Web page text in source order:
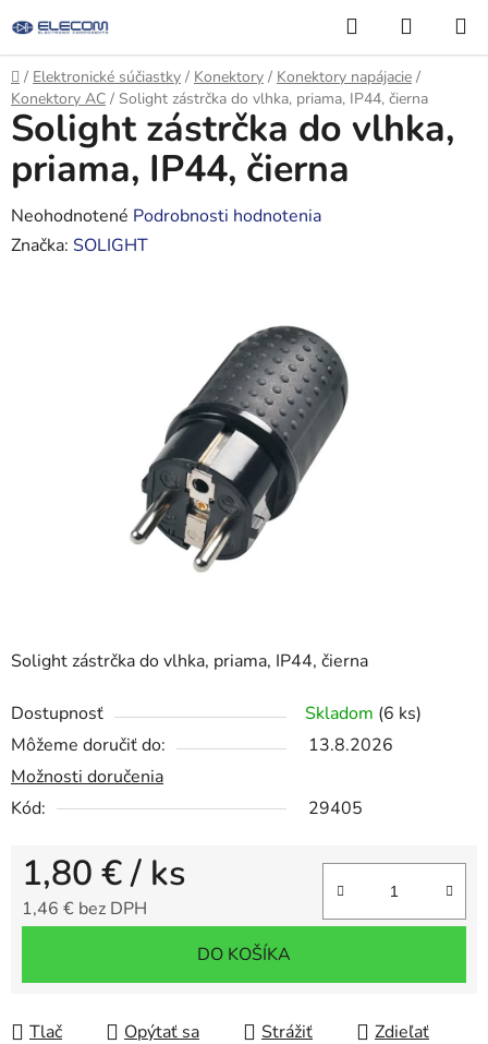
na
obsah
Hľadať
KOŠÍK
Domov
/ Elektronické súčiastky / Konektory / Konektory napájacie /
Konektory AC / Solight zástrčka do vlhka, priama, IP44, čierna
Solight zástrčka do vlhka, priama, IP44, čierna
Dostupnosť Skladom (6 ks)
Môžeme doručiť do:
13.8.2026
Možnosti doručenia
Kód:
29405
1,80 €/ ks
1,46 € bez DPH
DO KOŠÍKA
Tlač Opýtať sa Strážiť Zdieľať
Solight zástrčka do vlhka,
priama, IP44, čierna
Priemerné
hodnotenie
Neohodnotené Podrobnosti hodnotenia
Značka: SOLIGHT